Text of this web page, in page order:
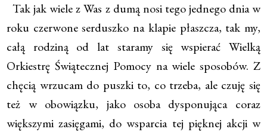
Tak jak wiele z Was z dumą nosi tego jednego dnia w
roku czerwone serduszko na klapie płaszcza, tak my,
całą rodziną od lat staramy się wspierać Wielką
Orkiestrę Świątecznej Pomocy na wiele sposobów. Z
chęcią wrzucam do puszki to, co trzeba, ale czuję się
też w obowiązku, jako osoba dysponująca coraz
większymi zasięgami, do wsparcia tej pięknej akcji w